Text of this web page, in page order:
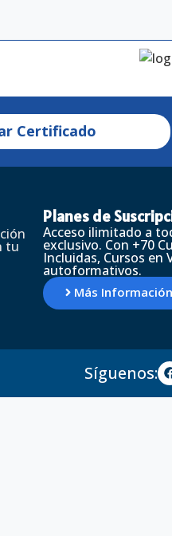
Certificado
tu
Planes de
Acceso ilimitado a
exclusivo. Con +70
Incluidas, Cursos en
autoformativos.
Más Información
Síguenos: